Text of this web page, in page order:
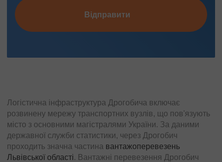
Відправити
Логістична інфраструктура Дрогобича включає
розвинену мережу транспортних вузлів, що пов'язують
місто з основними магістралями України. За даними
державної служби статистики, через Дрогобич
проходить значна частина вантажоперевезень
Львівської області. Вантажні перевезення Дрогобич